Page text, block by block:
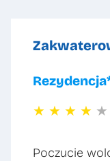
★ ★ ★ ★ ★
Poczucie